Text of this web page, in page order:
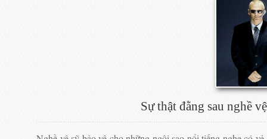
Sự thật đằng sau nghề